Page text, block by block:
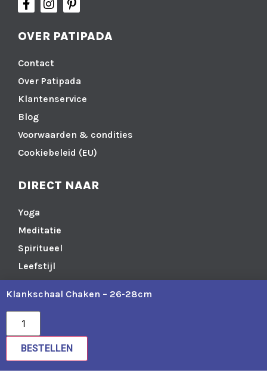
OVER PATIPADA
Contact
Over Patipada
Klantenservice
Blog
Voorwaarden & condities
Cookiebeleid (EU)
DIRECT NAAR
Yoga
Meditatie
Spiritueel
Leefstijl
Klankschaal Chaken – 26-28cm
BESTELLEN